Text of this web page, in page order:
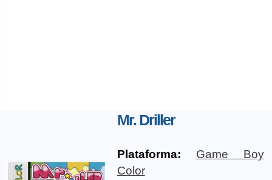
Mr. Driller
Plataforma:
Game Boy
Color